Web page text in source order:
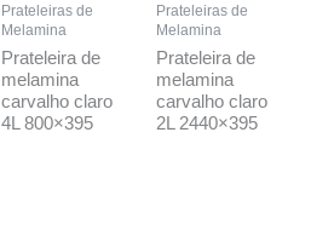
Prateleiras de
Melamina
Prateleira de
melamina
carvalho claro
4L 800×395
Prateleiras de
Melamina
Prateleira de
melamina
carvalho claro
2L 2440×395